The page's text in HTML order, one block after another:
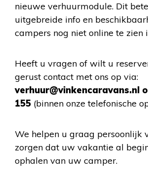
nieuwe verhuurmodule. Dit
uitgebreide info en
campers nog niet online te zien
Heeft u vragen of wilt u
gerust contact met ons op via:
verhuur@vinkencaravans.nl
155 (binnen onze telefonische
We helpen u graag persoonlijk
zorgen dat uw vakantie al
ophalen van uw camper.